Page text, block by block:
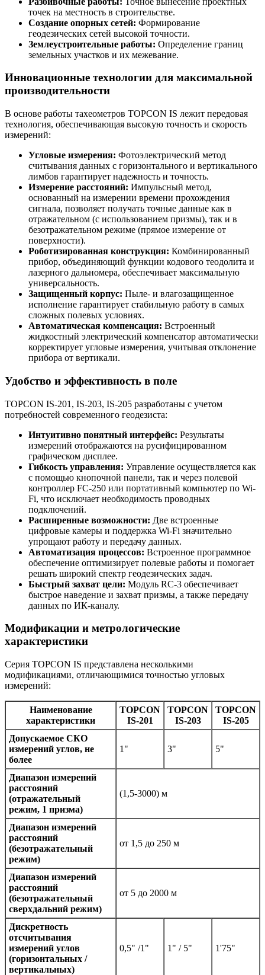
точек на местность в строительстве.
Создание опорных сетей: Формирование
геодезических сетей высокой точности.
Землеустроительные работы: Определение границ
земельных участков и их межевание.
Инновационные технологии для максимальной
производительности
В основе работы тахеометров TOPCON IS лежит передовая
технология, обеспечивающая высокую точность и скорость
измерений:
Угловые измерения: Фотоэлектрический метод
считывания данных с горизонтального и вертикального
лимбов гарантирует надежность и точность.
Измерение расстояний: Импульсный метод,
основанный на измерении времени прохождения
сигнала, позволяет получать точные данные как в
отражательном (с использованием призмы), так и в
безотражательном режиме (прямое измерение от
поверхности).
Роботизированная конструкция: Комбинированный
прибор, объединяющий функции кодового теодолита и
лазерного дальномера, обеспечивает максимальную
универсальность.
Защищенный корпус: Пыле- и влагозащищенное
исполнение гарантирует стабильную работу в самых
сложных полевых условиях.
Автоматическая компенсация: Встроенный
жидкостный электрический компенсатор автоматически
корректирует угловые измерения, учитывая отклонение
прибора от вертикали.
Удобство и эффективность в поле
TOPCON IS-201, IS-203, IS-205 разработаны с учетом
потребностей современного геодезиста:
Интуитивно понятный интерфейс: Результаты
измерений отображаются на русифицированном
графическом дисплее.
Гибкость управления: Управление осуществляется как
с помощью кнопочной панели, так и через полевой
контроллер FC-250 или портативный компьютер по Wi-
Fi, что исключает необходимость проводных
подключений.
Расширенные возможности: Две встроенные
цифровые камеры и поддержка Wi-Fi значительно
упрощают работу и передачу данных.
Автоматизация процессов: Встроенное программное
обеспечение оптимизирует полевые работы и помогает
решать широкий спектр геодезических задач.
Быстрый захват цели: Модуль RC-3 обеспечивает
быстрое наведение и захват призмы, а также передачу
данных по ИК-каналу.
Модификации и метрологические
характеристики
Серия TOPCON IS представлена несколькими
модификациями, отличающимися точностью угловых
измерений:
Наименование
характеристики
TOPCON
IS-201
TOPCON
IS-203
TOPCON
IS-205
Допускаемое СКО
измерений углов, не
более
1" 3" 5"
Диапазон измерений
расстояний
(отражательный
режим, 1 призма)
(1,5-3000) м
Диапазон измерений
расстояний
(безотражательный
режим)
от 1,5 до 250 м
Диапазон измерений
расстояний
(безотражательный
сверхдальний режим)
от 5 до 2000 м
Дискретность
отсчитывания
измерений углов
(горизонтальных /
вертикальных)
0,5" /1" 1" / 5" 1'75"